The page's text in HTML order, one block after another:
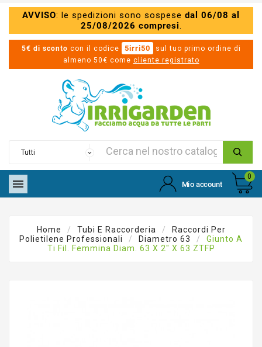
AVVISO: le spedizioni sono sospese dal 06/08 al
25/08/2026 compresi.
5€ di sconto con il codice 5irri50
sul tuo primo ordine di
almeno 50€ come cliente registrato
 Mio account
0
Home Tubi E Raccorderia
Raccordi Per
Polietilene Professionali
Diametro 63
Giunto A
Ti Fil. Femmina Diam. 63 X 2" X 63 ZTFP